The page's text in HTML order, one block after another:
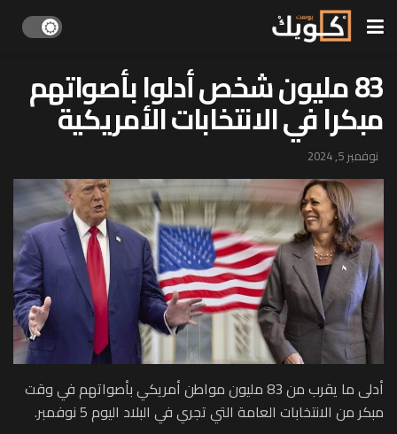
83 مليون شخص أدلوا بأصواتهم
مبكرا في الانتخابات الأمريكية
نوفمبر 5, 2024
أدلى ما يقرب من 83 مليون مواطن أمريكي بأصواتهم في وقت
مبكر من الانتخابات العامة التي تجري في البلاد اليوم 5 نوفمبر.